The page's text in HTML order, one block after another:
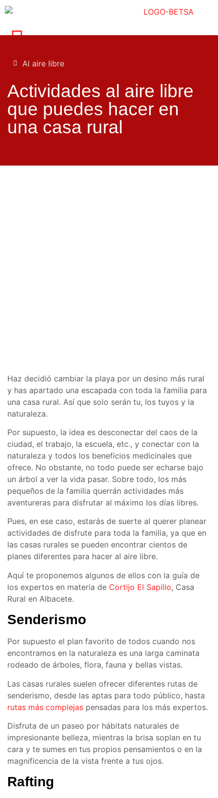
Al aire libre
Actividades al aire libre
que puedes hacer en
una casa rural
Haz decidió cambiar la playa por un desino más rural
y has apartado una escapada con toda la familia para
una casa rural. Así que solo serán tu, los tuyos y la
naturaleza.
Por supuesto, la idea es desconectar del caos de la
ciudad, el trabajo, la escuela, etc., y conectar con la
naturaleza y todos los beneficios medicinales que
ofrece. No obstante, no todo puede ser echarse bajo
un árbol a ver la vida pasar. Sobre todo, los más
pequeños de la familia querrán actividades más
aventureras para disfrutar al máximo los días libres.
Pues, en ese caso, estarás de suerte al querer planear
actividades de disfrute para toda la familia, ya que en
las casas rurales se pueden encontrar cientos de
planes diferentes para hacer al aire libre.
Aquí te proponemos algunos de ellos con la guía de
los expertos en materia de Cortijo El Sapillo, Casa
Rural en Albacete.
Senderismo
Por supuesto el plan favorito de todos cuando nos
encontramos en la naturaleza es una larga caminata
rodeado de árboles, flora, fauna y bellas vistas.
Las casas rurales suelen ofrecer diferentes rutas de
senderismo, desde las aptas para todo público, hasta
rutas más complejas pensadas para los más expertos.
Disfruta de un paseo por hábitats naturales de
impresionante belleza, mientras la brisa soplan en tu
cara y te sumes en tus propios pensamientos o en la
magnificencia de la vista frente a tus ojos.
Rafting